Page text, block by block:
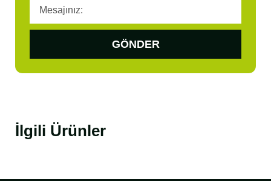
GÖNDER
İlgili Ürünler